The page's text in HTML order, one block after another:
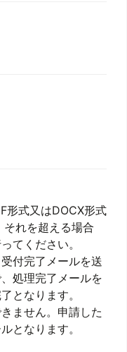
形式又はDOCX形式
れを超える場合
てください。
付完了メールを送
処理完了メールを
となります。
ません。申請した
となります。